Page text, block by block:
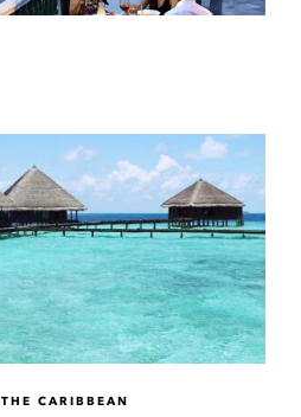
CARIBBEAN